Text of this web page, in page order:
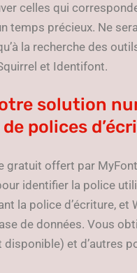
celles qui
temps précieux. Ne
la recherche des
et Identifont.
solution
polices
gratuit offert par
identifier la police
la police d’écriture,
de données. Vous
disponible) et d’autres